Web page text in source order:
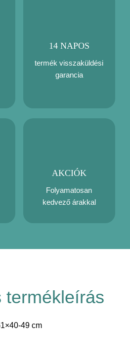
14 NAPOS
termék visszaküldési
garancia
AKCIÓK
Folyamatosan
kedvező árakkal
termékleírás
49 cm